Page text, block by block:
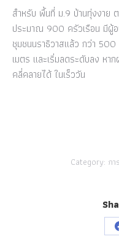
สำหรับ พื้นที่ ม.9 บ้านทุ่งงาย
ประมาณ 900 ครัวเรือน มีผู้
ชุมชนนราธิวาสแล้ว กว่า
เมตร และเริ่มลดระดับลง หา
คลี่คลายได้ ในเร็ววัน
Category: ก